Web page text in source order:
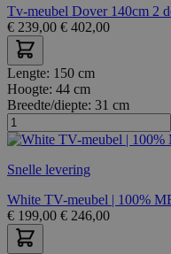
Tv-meubel Dover 140cm 2
€ 239,00 € 402,00
Lengte: 150 cm
Hoogte: 44 cm
Breedte/diepte: 31 cm
Snelle levering
White TV-meubel | 100%
€ 199,00 € 246,00